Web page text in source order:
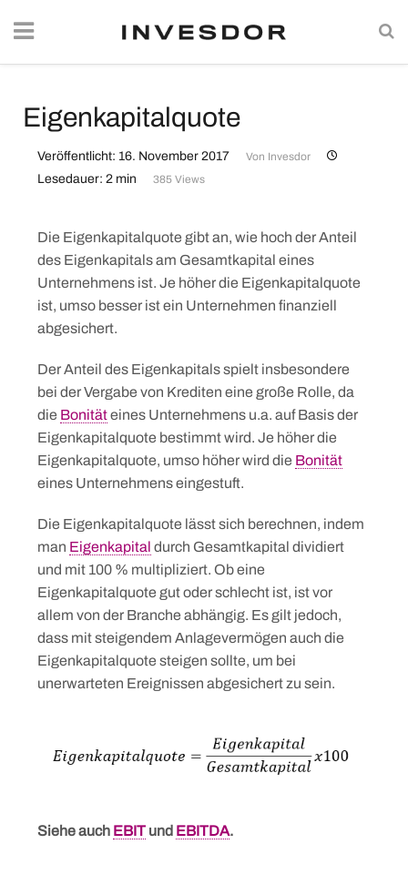
Eigenkapitalquote
Veröffentlicht: 16. November 2017 Von Invesdor
Lesedauer: 2 min 385 Views
Die Eigenkapitalquote gibt an, wie hoch der Anteil
des Eigenkapitals am Gesamtkapital eines
Unternehmens ist. Je höher die Eigenkapitalquote
ist, umso besser ist ein Unternehmen finanziell
abgesichert.
Der Anteil des Eigenkapitals spielt insbesondere
bei der Vergabe von Krediten eine große Rolle, da
die Bonitäteines Unternehmens u.a. auf Basis der
Eigenkapitalquote bestimmt wird. Je höher die
Eigenkapitalquote, umso höher wird die Bonität
eines Unternehmens eingestuft.
Die Eigenkapitalquote lässt sich berechnen, indem
man Eigenkapital durch Gesamtkapital dividiert
und mit 100 % multipliziert. Ob eine
Eigenkapitalquote gut oder schlecht ist, ist vor
allem von der Branche abhängig. Es gilt jedoch,
dass mit steigendem Anlagevermögen auch die
Eigenkapitalquote steigen sollte, um bei
unerwarteten Ereignissen abgesichert zu sein.
Siehe auch EBIT und EBITDA.